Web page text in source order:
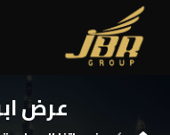
عرض ابريل